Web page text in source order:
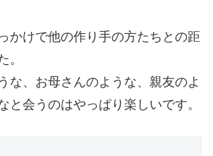
かけで他の作り手の方たちとの距
。
な、お母さんのような、親友のよ
と会うのはやっぱり楽しいです。